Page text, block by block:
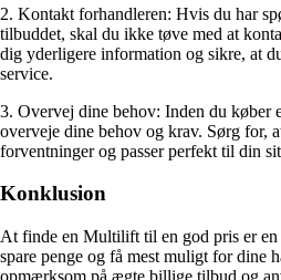
2. Kontakt forhandleren: Hvis du har
tilbuddet, skal du ikke tøve med at
dig yderligere information og sikre, at
service.
3. Overvej dine behov: Inden du køber
overveje dine behov og krav. Sørg for,
forventninger og passer perfekt til din
Konklusion
At finde en Multilift til en god pris er
spare penge og få mest muligt for dine